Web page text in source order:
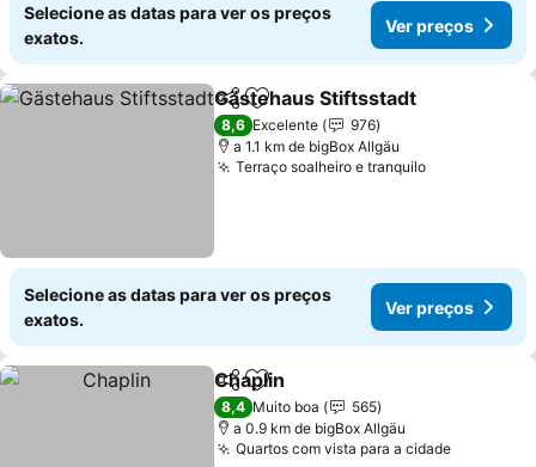
Selecione as datas para ver os preços
exatos.
Ver preços
PartilharAdicionar aos favoritos
Gästehaus Stiftsstadt
8,6 Excelente
976
a 1.1 km de bigBox Allgäu
Terraço soalheiro e tranquilo
Selecione as datas para ver os preços
exatos.
Ver preços
PartilharAdicionar aos favoritos
Chaplin
8,4 Muito boa
565
a 0.9 km de bigBox Allgäu
Quartos com vista para a cidade